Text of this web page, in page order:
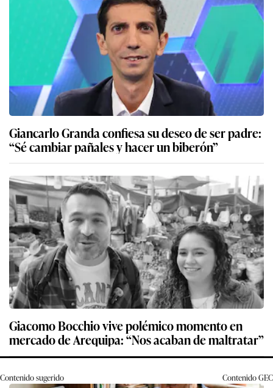
Giancarlo Granda confiesa su deseo de ser padre:
“Sé cambiar pañales y hacer un biberón”
Giacomo Bocchio vive polémico momento en
mercado de Arequipa: “Nos acaban de maltratar”
Contenido sugerido ContenidoGEC